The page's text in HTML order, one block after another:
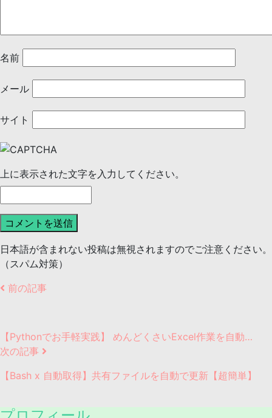
名前
メール
サイト
上に表示された文字を入力してください。
日本語が含まれない投稿は無視されますのでご注意ください。
（スパム対策）
前の記事
【Pythonでお手軽実践】 めんどくさいExcel作業を自動…
次の記事
【Bash x 自動取得】共有ファイルを自動で更新【超簡単】